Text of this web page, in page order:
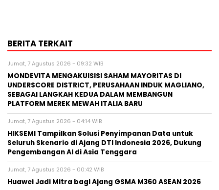
BERITA TERKAIT
Jumat, 7 Agustus 2026 - 09:32 WIB
MONDEVITA MENGAKUISISI SAHAM MAYORITAS DI
UNDERSCORE DISTRICT, PERUSAHAAN INDUK MAGLIANO,
SEBAGAI LANGKAH KEDUA DALAM MEMBANGUN
PLATFORM MEREK MEWAH ITALIA BARU
Jumat, 7 Agustus 2026 - 04:14 WIB
HIKSEMI Tampilkan Solusi Penyimpanan Data untuk
Seluruh Skenario di Ajang DTI Indonesia 2026, Dukung
Pengembangan AI di Asia Tenggara
Jumat, 7 Agustus 2026 - 00:42 WIB
Huawei Jadi Mitra bagi Ajang GSMA M360 ASEAN 2026